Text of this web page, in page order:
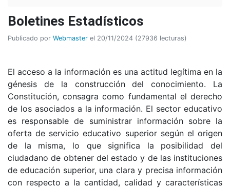
Boletines Estadísticos
Publicado por Webmaster el 20/11/2024 (27936 lecturas)
El acceso a la información es una actitud legítima en la
génesis de la construcción del conocimiento. La
Constitución, consagra como fundamental el derecho
de los asociados a la información. El sector educativo
es responsable de suministrar información sobre la
oferta de servicio educativo superior según el origen
de la misma, lo que significa la posibilidad del
ciudadano de obtener del estado y de las instituciones
de educación superior, una clara y precisa información
con respecto a la cantidad, calidad y características